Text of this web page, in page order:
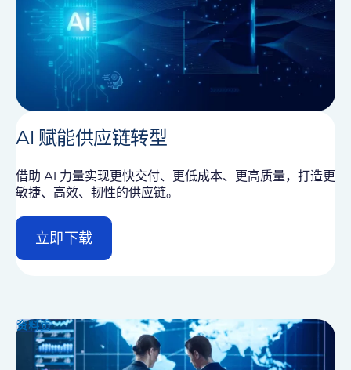
AI 赋能供应链转型
借助 AI 力量实现更快交付、更低成本、更高质量，打造更
敏捷、高效、韧性的供应链。
立即下载
d
e
l
资料页